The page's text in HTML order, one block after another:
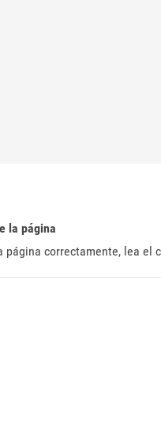
la página
página correctamente, lea el